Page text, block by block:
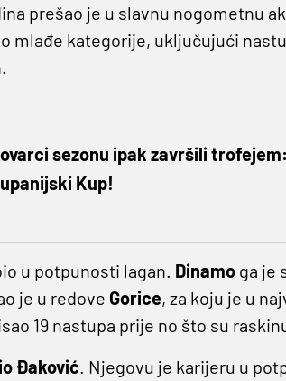
prešao je u slavnu nogometnu
mlađe kategorije, uključujući
sezonu ipak završili
Kup!
u potpunosti lagan. Dinamoga je
je u redove Gorice, za koju je u
19 nastupa prije no što su
Đaković . Njegovu je karijeru u